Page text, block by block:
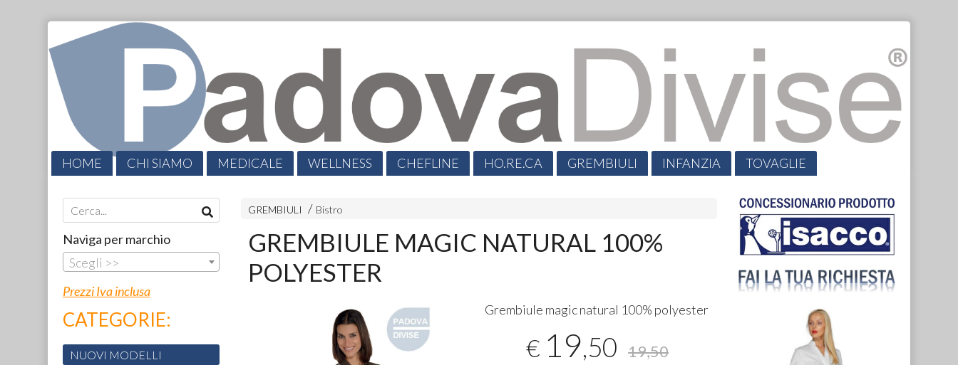
HOME CHI SIAMO MEDICALE WELLNESS CHEFLINE HO.RE.CA GREMBIULI INFANZIA
TOVAGLIE
GREMBIULI Bistro
GREMBIULE MAGIC NATURAL 100%
POLYESTER
Grembiule magic natural 100% polyester
€ 19,50 19,50
Naviga per marchio
Scegli >>
Prezzi Iva inclusa
CATEGORIE:
NUOVI MODELLI